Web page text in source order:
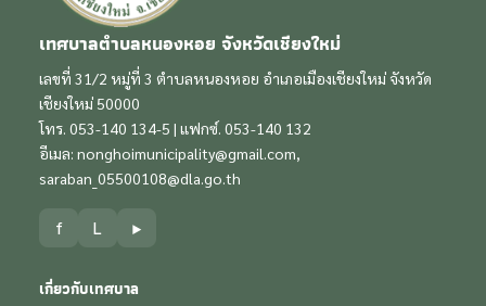
เทศบาลตำบลหนองหอย จังหวัดเชียงใหม่
เลขที่ 31/2 หมู่ที่ 3 ตำบลหนองหอย อำเภอเมืองเชียงใหม่ จังหวัด
เชียงใหม่ 50000
โทร. 053-140 134-5 | แฟกซ์. 053-140 132
อีเมล: nonghoimunicipality@gmail.com,
saraban_05500108@dla.go.th
f L ▶
เกี่ยวกับเทศบาล